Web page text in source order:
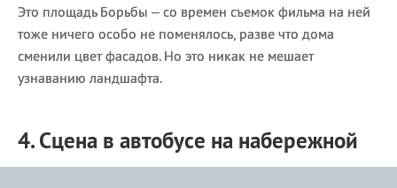
Это площадь Борьбы – со времен съемок фильма на ней
тоже ничего особо не поменялось, разве что дома
сменили цвет фасадов. Но это никак не мешает
узнаванию ландшафта.
4. Сцена в автобусе на набережной